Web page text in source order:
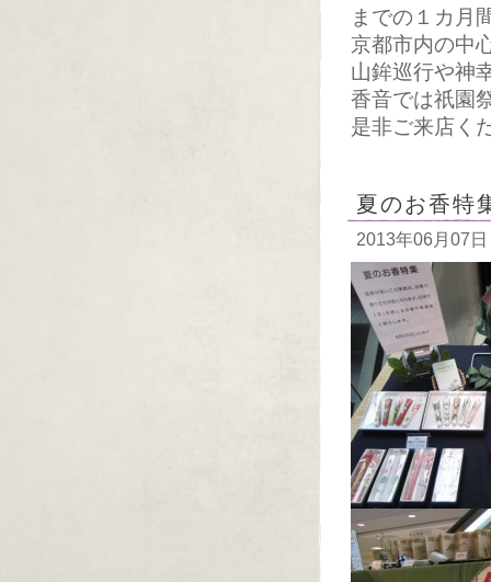
までの１カ月
京都市内の中
山鉾巡行や神
香音では祇園
是非ご来店く
夏のお香特
2013年06月07日